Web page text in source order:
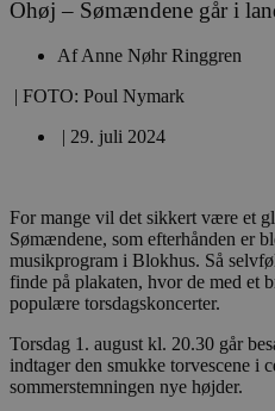
Ohøj – Sømændene går i
AfAnne Nøhr Ringgren
| FOTO: Poul Nymark
| 29. juli 2024
For mange vil det sikkert være et
Sømændene, som efterhånden er
musikprogram i Blokhus. Så
finde på plakaten, hvor de med et
populære torsdagskoncerter.
Torsdag 1. august kl. 20.30 går
indtager den smukke torvescene i
sommerstemningen nye højder.